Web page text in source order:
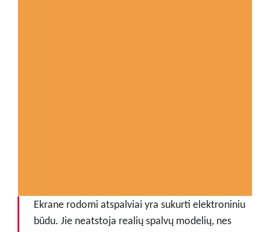
Ekrane rodomi atspalviai yra sukurti elektroniniu
būdu. Jie neatstoja realių spalvų modelių, nes